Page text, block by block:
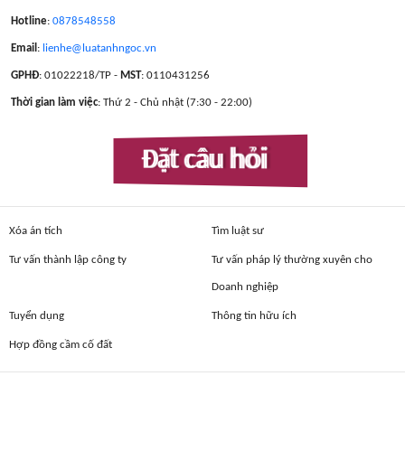
Hotline: 0878548558
Email : lienhe@luatanhngoc.vn
GPHĐ: 01022218/TP - MST: 0110431256
Thời gian làm việc: Thứ 2 - Chủ nhật (7:30 - 22:00)
Đặt câu hỏi
Xóa án tích Tìm luật sư
Tư vấn thành lập công ty Tư vấn pháp lý thường xuyên cho
Doanh nghiệp
Tuyển dụng Thông tin hữu ích
Hợp đồng cầm cố đất